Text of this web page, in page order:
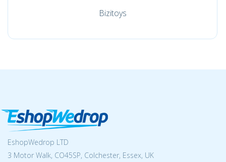
Bizitoys
EshopWedrop LTD
3 Motor Walk, CO45SP, Colchester, Essex, UK